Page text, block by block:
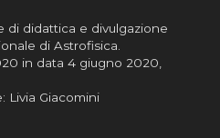
di didattica e divulgazione
di Astrofisica
in data 4 giugno 2020,
Livia Giacomini